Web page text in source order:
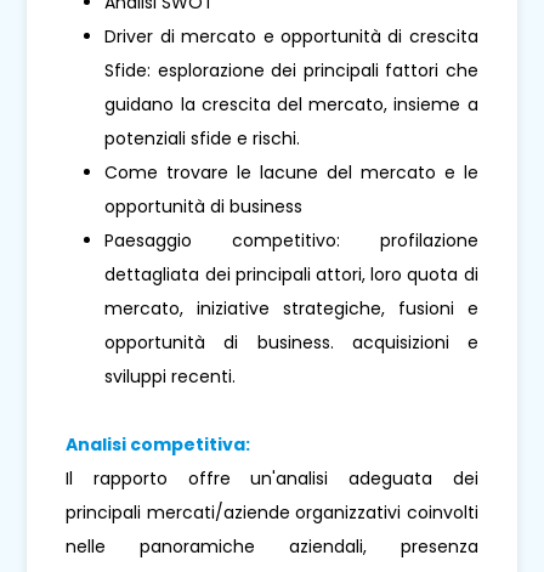
Driver di mercato e opportunità di crescita
Sfide: esplorazione dei principali fattori che
guidano la crescita del mercato, insieme a
potenziali sfide e rischi.
Come trovare le lacune del mercato e le
opportunità di business
Paesaggio competitivo: profilazione
dettagliata dei principali attori, loro quota di
mercato, iniziative strategiche, fusioni e
opportunità di business. acquisizioni e
sviluppi recenti.
Analisi competitiva:
Il rapporto offre un'analisi adeguata dei
principali mercati/aziende organizzativi coinvolti
nelle panoramiche aziendali, presenza